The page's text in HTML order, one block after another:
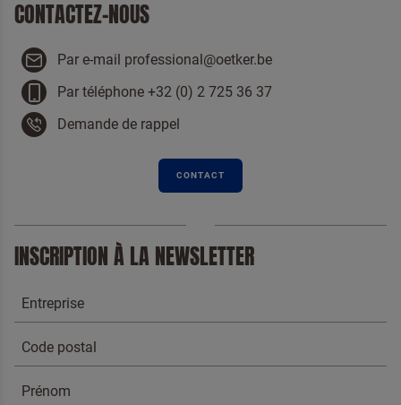
Applications
Menu
CONTACTEZ-NOUS
Par e-mail professional@oetker.be
Par téléphone +32 (0) 2 725 36 37
Demande de rappel
CONTACT
Pour lutter contre le spam, sélectionnez le
INSCRIPTION À LA NEWSLETTER